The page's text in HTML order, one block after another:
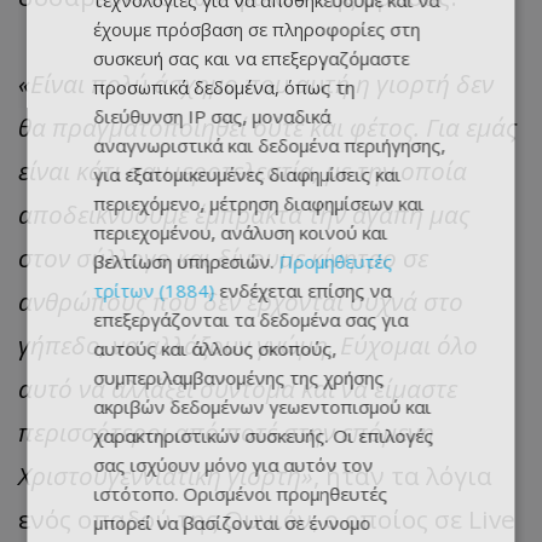
«Eίναι πολύ άσχημο που αυτή η γιορτή δεν
θα πραγματοποιηθεί ούτε και φέτος. Για εμάς
είναι κάτι σαν ιεροτελεστία, με την οποία
αποδεικνύουμε έμπρακτα την αγάπη μας
στον σύλλογο και δίνουμε κίνητρο σε
ανθρώπους που δεν έρχονται συχνά στο
γήπεδο, να αλλάξουν γνώμη. Εύχομαι όλο
αυτό να αλλάξει σύντομα και να είμαστε
περισσότεροι από ποτέ στην επόμενη
Χριστουγεννιάτικη γιορτή», ήταν τα λόγια
ενός οπαδού της Ουνιόν, ο οποίος σε Live
έχουμε πρόσβαση σε πληροφορίες στη
συσκευή σας και να επεξεργαζόμαστε
προσωπικά δεδομένα, όπως τη
διεύθυνση IP σας, μοναδικά
αναγνωριστικά και δεδομένα περιήγησης,
για εξατομικευμένες διαφημίσεις και
περιεχόμενο, μέτρηση διαφημίσεων και
περιεχομένου, ανάλυση κοινού και
βελτίωση υπηρεσιών.Προμηθευτές
τρίτων (1884)ενδέχεται επίσης να
επεξεργάζονται τα δεδομένα σας για
αυτούς και άλλους σκοπούς,
συμπεριλαμβανομένης της χρήσης
ακριβών δεδομένων γεωεντοπισμού και
χαρακτηριστικών συσκευής. Οι επιλογές
σας ισχύουν μόνο για αυτόν τον
ιστότοπο. Ορισμένοι προμηθευτές
μπορεί να βασίζονται σε έννομο